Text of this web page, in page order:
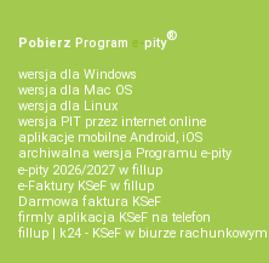
Pobierz Program e‑pity®
wersja dla Windows
wersja dla Mac OS
wersja dla Linux
wersja PIT przez internet online
aplikacje mobilne Android, iOS
archiwalna wersja Programu e-pity
e-pity 2026/2027 w fillup
e‑Faktury KSeF w fillup
Darmowa faktura KSeF
firmly aplikacja KSeF na telefon
fillup | k24 - KSeF w biurze rachunkowym